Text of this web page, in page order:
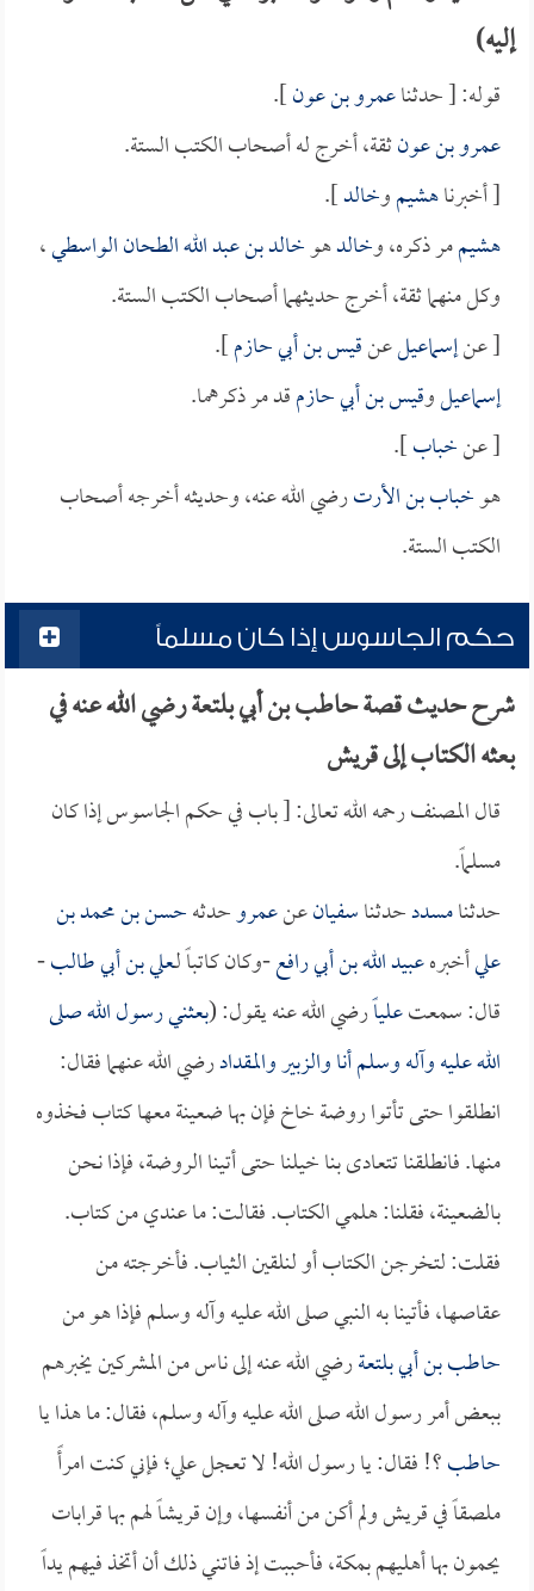
إليه)
قوله: [ حدثناعمرو بن عون].
عمرو بن عونثقة، أخرج له أصحاب الكتب الستة.
[ أخبرناهشيموخالد].
هشيممر ذكره، وخالدهوخالد بن عبد الله الطحان الواسطي،
وكل منهما ثقة، أخرج حديثهما أصحاب الكتب الستة.
[ عنإسماعيلعنقيس بن أبي حازم].
إسماعيلوقيس بن أبي حازمقد مر ذكرهما.
[ عنخباب].
هوخباب بن الأرترضي الله عنه، وحديثه أخرجه أصحاب
الكتب الستة.
حكم الجاسوس إذا كان مسلماً
شرح حديث قصة حاطب بن أبي بلتعة رضي الله عنه في
بعثه الكتاب إلى قريش
قال المصنف رحمه الله تعالى: [ باب في حكم الجاسوس إذا كان
مسلماً.
حدثنامسددحدثناسفيانعنعمروحدثهحسن بن محمد بن
عليأخبرهعبيد الله بن أبي رافع-وكان كاتباً لـعلي بن أبي طالب-
قال: سمعتعلياًرضي الله عنه يقول: (بعثني رسول الله صلى
الله عليه وآله وسلم أنا والزبيروالمقدادرضي الله عنهما فقال:
انطلقوا حتى تأتوا روضة خاخ فإن بها ضعينة معها كتاب فخذوه
منها. فانطلقنا تتعادى بنا خيلنا حتى أتينا الروضة، فإذا نحن
بالضعينة، فقلنا: هلمي الكتاب. فقالت: ما عندي من كتاب.
فقلت: لتخرجن الكتاب أو لنلقين الثياب. فأخرجته من
عقاصها، فأتينا به النبي صلى الله عليه وآله وسلم فإذا هو من
حاطب بن أبي بلتعةرضي الله عنه إلى ناس من المشركين يخبرهم
ببعض أمر رسول الله صلى الله عليه وآله وسلم، فقال: ما هذا يا
حاطب؟! فقال: يا رسول الله! لا تعجل علي؛ فإني كنت امرأً
ملصقاً في قريش ولم أكن من أنفسها، وإن قريشاً لهم بها قرابات
يحمون بها أهليهم بمكة، فأحببت إذ فاتني ذلك أن أتخذ فيهم يداً